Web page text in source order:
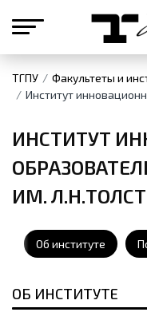
ТГПУ
Факультеты и
Институт
ИНСТИТУТ
ИМ.
Об институте
ОБ ИНСТИТУТЕ